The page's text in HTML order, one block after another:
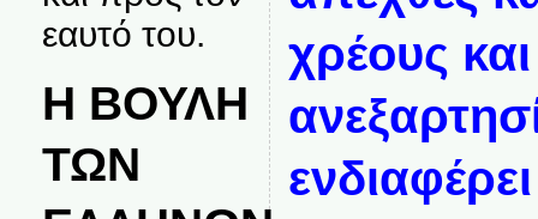
εαυτό του.
Η ΒΟΥΛΗ
ΤΩΝ
χρέους